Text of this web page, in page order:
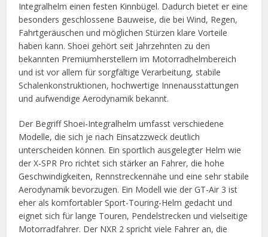
Integralhelm einen festen Kinnbügel. Dadurch bietet er eine
besonders geschlossene Bauweise, die bei Wind, Regen,
Fahrtgeräuschen und möglichen Stürzen klare Vorteile
haben kann. Shoei gehört seit Jahrzehnten zu den
bekannten Premiumherstellern im Motorradhelmbereich
und ist vor allem für sorgfältige Verarbeitung, stabile
Schalenkonstruktionen, hochwertige Innenausstattungen
und aufwendige Aerodynamik bekannt.
Der Begriff Shoei-Integralhelm umfasst verschiedene
Modelle, die sich je nach Einsatzzweck deutlich
unterscheiden können. Ein sportlich ausgelegter Helm wie
der X-SPR Pro richtet sich stärker an Fahrer, die hohe
Geschwindigkeiten, Rennstreckennähe und eine sehr stabile
Aerodynamik bevorzugen. Ein Modell wie der GT-Air 3 ist
eher als komfortabler Sport-Touring-Helm gedacht und
eignet sich für lange Touren, Pendelstrecken und vielseitige
Motorradfahrer. Der NXR 2 spricht viele Fahrer an, die